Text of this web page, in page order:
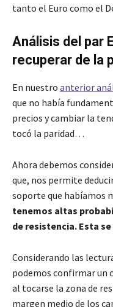
tanto el Euro como el
Análisis del par
recuperar de la
En nuestro anterior
que no había
precios y cambiar la
tocó la paridad…
Ahora debemos
que, nos permite
soporte que habíamos
tenemos altas
de resistencia. Esta se
Considerando las
podemos confirmar un
al tocarse la zona de
margen medio de los